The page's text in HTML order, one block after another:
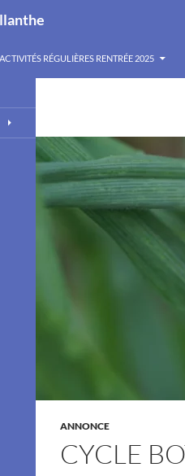
ACTIVITÉS RÉGULIÈRES RENTRÉE 2025
ANNONCE
CYCLE